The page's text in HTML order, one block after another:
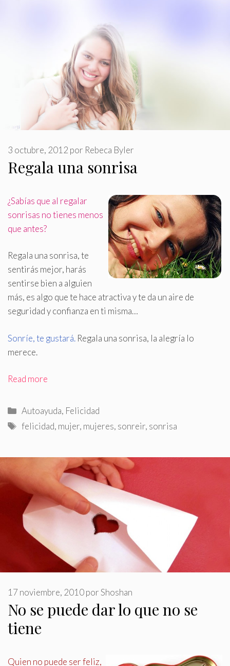
Regala una sonrisa
3 octubre, 2012 por Rebeca Byler
¿Sabías que al regalar
sonrisas no tienes menos
que antes?
Regala una sonrisa, te
sentirás mejor, harás
sentirse bien a alguien
más, es algo que te hace atractiva y te da un aire de
seguridad y confianza en ti misma…
Sonríe, te gustará. Regala una sonrisa, la alegría lo
merece.
Read more
Categorías
Autoayuda, Felicidad
Etiquetas
felicidad, mujer, mujeres, sonreir, sonrisa
No se puede dar lo que no se
tiene
17 noviembre, 2010porShoshan
Quien no puede ser feliz,